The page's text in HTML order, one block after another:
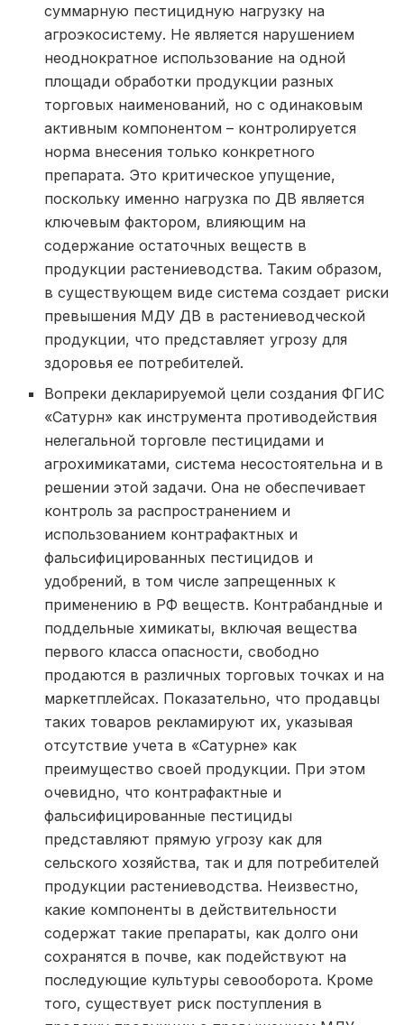
суммарную пестицидную нагрузку на
агроэкосистему. Не является нарушением
неоднократное использование на одной
площади обработки продукции разных
торговых наименований, но с одинаковым
активным компонентом – контролируется
норма внесения только конкретного
препарата. Это критическое упущение,
поскольку именно нагрузка по ДВ является
ключевым фактором, влияющим на
содержание остаточных веществ в
продукции растениеводства. Таким образом,
в существующем виде система создает риски
превышения МДУ ДВ в растениеводческой
продукции, что представляет угрозу для
здоровья ее потребителей.
Вопреки декларируемой цели создания ФГИС
«Сатурн» как инструмента противодействия
нелегальной торговле пестицидами и
агрохимикатами, система несостоятельна и в
решении этой задачи. Она не обеспечивает
контроль за распространением и
использованием контрафактных и
фальсифицированных пестицидов и
удобрений, в том числе запрещенных к
применению в РФ веществ. Контрабандные и
поддельные химикаты, включая вещества
первого класса опасности, свободно
продаются в различных торговых точках и на
маркетплейсах. Показательно, что продавцы
таких товаров рекламируют их, указывая
отсутствие учета в «Сатурне» как
преимущество своей продукции. При этом
очевидно, что контрафактные и
фальсифицированные пестициды
представляют прямую угрозу как для
сельского хозяйства, так и для потребителей
продукции растениеводства. Неизвестно,
какие компоненты в действительности
содержат такие препараты, как долго они
сохранятся в почве, как подействуют на
последующие культуры севооборота. Кроме
того, существует риск поступления в